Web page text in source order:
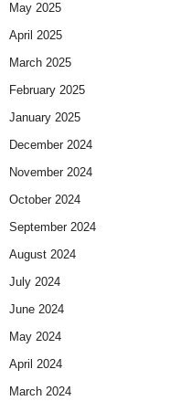
May 2025
April 2025
March 2025
February 2025
January 2025
December 2024
November 2024
October 2024
September 2024
August 2024
July 2024
June 2024
May 2024
April 2024
March 2024